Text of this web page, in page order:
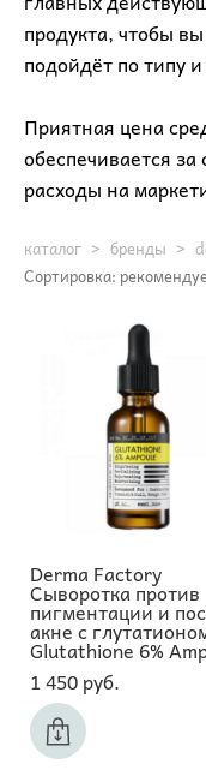
продукта, чтобы
подойдёт по типу
Приятная цена
обеспечивается
расходы на
каталог > бренды >
Сортировка:
Derma Factory
Сыворотка против
пигментации и
акне с
Glutathione 6%
1 450 pуб.